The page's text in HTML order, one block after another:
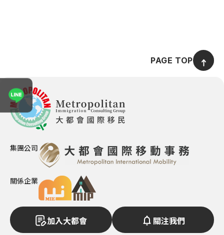
義大利
保加利亞
賽普勒斯
杜拜
新加坡
泰國
馬來西亞
菲律賓
蒙特內哥羅概述
義大利概述
保加利亞概述
杜拜概述
新加坡概述
泰國概述
馬來西亞概述
菲律賓概述
PAGE TOP
集團公司
關係企業
加入大都會 關注我們
表單送出成功！
專員將於1~２個工作天與您聯繫